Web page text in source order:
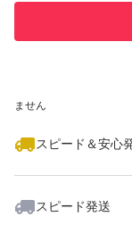
ません
スピード＆安心
スピード発送